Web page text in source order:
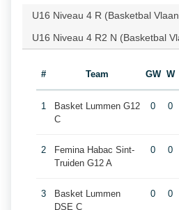
U16 Niveau 4 R (Basketbal
U16 Niveau 4 R2 N (Basketbal
# Team GW W
1
Basket Lummen G12
C
0 0
2
Femina Habac Sint-
Truiden G12 A
0 0
3
Basket Lummen
DSE C
0 0